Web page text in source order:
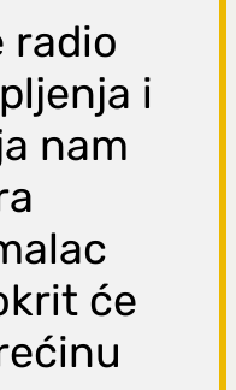
radio
i
nam
će